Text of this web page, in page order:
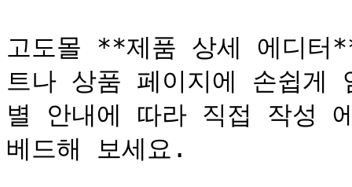
고도몰 **제품 상세 에디터
트나 상품 페이지에 손쉽게
별 안내에 따라 직접 작성
베드해 보세요.